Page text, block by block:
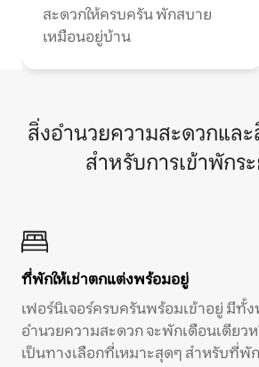
สะดวกให้ครบครัน พักสบาย
เหมือนอยู่บ้าน
สิ่งอำนวยความสะดวกแล
สำหรับการเข้าพักร
ที่พักให้เช่าตกแต่งพร้อมอยู่
เฟอร์นิเจอร์ครบครันพร้อมเข้าอยู่ มีทั้
อำนวยความสะดวก จะพักเดือนเดียว
เป็นทางเลือกที่เหมาะสุดๆ สำหรับที่พั